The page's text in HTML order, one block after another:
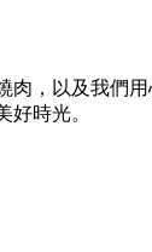
，以及我們
時光。